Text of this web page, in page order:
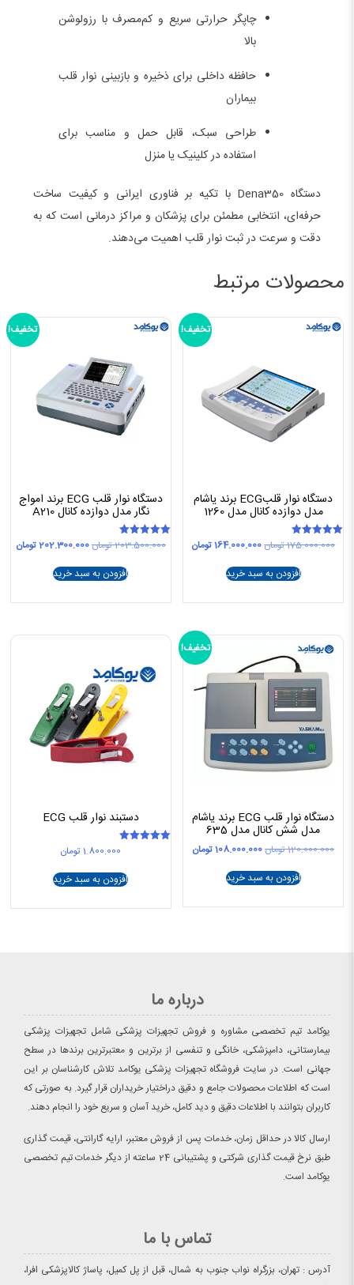
چاپگر حرارتی سریع و کم‌مصرف با رزولوشن
بالا
حافظه داخلی برای ذخیره و بازبینی نوار قلب
بیماران
طراحی سبک، قابل حمل و مناسب برای
استفاده در کلینیک یا منزل
دستگاه Dena350 با تکیه بر فناوری ایرانی و کیفیت ساخت
حرفه‌ای، انتخابی مطمئن برای پزشکان و مراکز درمانی است که به
دقت و سرعت در ثبت نوار قلب اهمیت می‌دهند.
محصولات مرتبط
تخفیف!
دستگاه نوار قلبECG برند یاشام
مدل دوازده کانال مدل 1260
امتیاز
175.000.000تومانقیمت
164.000.000تومانقیمت
164.000.000 تومان
افزودن به سبد خرید
تخفیف!
دستگاه نوار قلب ECG برند امواج
نگار مدل دوازده کانال A210
امتیاز
203.500.000تومانقیمت
202.300.000تومان
افزودن به سبد خرید
تخفیف!
دستگاه نوار قلب ECG برند یاشام
مدل شش کانال مدل 635
120.000.000تومانقیمت
108.000.000تومانقیمت
108.000.000 تومان
افزودن به سبد خرید
دستبند نوار قلب ECG
1.800.000 تومان
افزودن به سبد خرید
درباره ما
یوکامد تیم تخصصی مشاوره و فروش تجهیزات پزشکی شامل تجهیزات پزشکی
بیمارستانی، دامپزشکی، خانگی و تنفسی از برترین و معتبرترین برندها در سطح
جهانی است. در سایت فروشگاه تجهیزات پزشکی یوکامد تلاش کارشناسان بر این
است که اطلاعات محصولات جامع و دقیق دراختیار خریداران قرار گیرد. به صورتی که
کاربران بتوانند با اطلاعات دقیق و دید کامل، خرید آسان و سریع خود را انجام دهند.
ارسال کالا در حداقل زمان، خدمات پس از فروش معتبر، ارایه گارانتی، قیمت گذاری
طبق نرخ قیمت گذاری شرکتی و پشتیبانی 24 ساعته از دیگر خدمات تیم تخصصی
یوکامد است.
تماس با ما
آدرس : تهران، بزرگراه نواب جنوب به شمال، قبل از پل کمیل، پاساژ کالاپزشکی افرا،